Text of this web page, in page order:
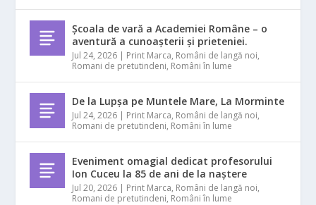
Școala de vară a Academiei Române – o
aventură a cunoașterii și prieteniei.
Jul 24, 2026 | Print Marca, Români de langă noi,
Romani de pretutindeni, Români în lume
De la Lupșa pe Muntele Mare, La Morminte
Jul 24, 2026 | Print Marca, Români de langă noi,
Romani de pretutindeni, Români în lume
Eveniment omagial dedicat profesorului
Ion Cuceu la 85 de ani de la naștere
Jul 20, 2026 | Print Marca, Români de langă noi,
Romani de pretutindeni, Români în lume